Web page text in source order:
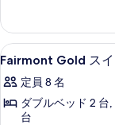
の
写
真
を
表
ッ
ド
台
ッ
ド
1
ソ
フ
ー
ス
イ
ー
ト
ネ
チ
ャ
ス
イ
Fairmont
Gold
ス
イ
1
Fairmont Gold ス
定員 8 名
ダブルベッド 2 台
台